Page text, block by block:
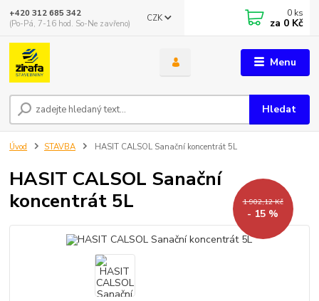
Menu
CZK
Hledat
+420 312 685 342
(Po-Pá, 7-16 hod. So-Ne zavřeno)
0 ks
za 0 Kč
Úvod STAVBA HASIT CALSOL Sanační koncentrát 5L
HASIT CALSOL Sanační
koncentrát 5L
1 902,12 Kč
- 15 %